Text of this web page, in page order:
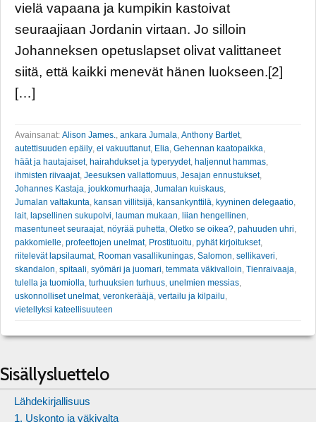
vielä vapaana ja kumpikin kastoivat
seuraajiaan Jordanin virtaan. Jo silloin
Johanneksen opetuslapset olivat valittaneet
siitä, että kaikki menevät hänen luokseen.[2]
[…]
Avainsanat: Alison James. ankara Jumala Anthony Bartlet,
autettisuuden epäily ei vakuuttanut, Elia Gehennan kaatopaikka
häät ja hautajaiset, hairahdukset ja typeryydet, haljennut hammas
ihmisten riivaajat, Jeesuksen vallattomuus Jesajan ennustukset,
Johannes Kastaja joukkomurhaaja Jumalan kuiskaus
Jumalan valtakunta kansan villitsijä kansankynttilä kyyninen delegaatio
lait, lapsellinen sukupolvi lauman mukaan liian hengellinen
masentuneet seuraajat, nöyrää puhetta Oletko se oikea? pahuuden uhri
pakkomielle profeettojen unelmat, Prostituoitu pyhät kirjoitukset,
riitelevät lapsilaumat, Rooman vasallikuningas Salomon sellikaveri
skandalon spitaali syömäri ja juomari temmata väkivalloin Tienraivaaja
tulella ja tuomiolla turhuuksien turhuus unelmien messias
uskonnolliset unelmat, veronkerääjä vertailu ja kilpailu
vietellyksi kateellisuuteen
Sisällysluettelo
Lähdekirjallisuus
1. Uskonto ja väkivalta